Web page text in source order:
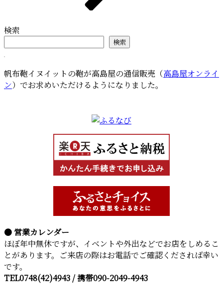
検索
検索
帆布鞄イヌイットの鞄が高島屋の通信販売（高島屋オンライ
ン）でお求めいただけるようになりました。
● 営業カレンダー
ほぼ年中無休ですが、イベントや外出などでお店をしめるこ
とがあります。ご来店の際はお電話でご確認くだされば幸い
です。
TEL0748(42)4943 / 携帯090-2049-4943